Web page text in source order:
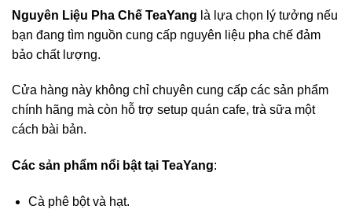
Nguyên Liệu Pha Chế TeaYang là lựa chọn lý tưởng nếu
bạn đang tìm nguồn cung cấp nguyên liệu pha chế đảm
bảo chất lượng.
Cửa hàng này không chỉ chuyên cung cấp các sản phẩm
chính hãng mà còn hỗ trợ setup quán cafe, trà sữa một
cách bài bản.
Các sản phẩm nổi bật tại TeaYang:
Cà phê bột và hạt.